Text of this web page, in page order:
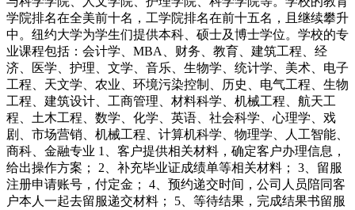
学院排名在全美前十名，工学院排名在前十五名，且继续攀升
中。纽约大学为学生们提供本科、硕士及博士学位。学校的专
业课程包括：会计学、MBA、财务、教育、建筑工程、经
济、医学、护理、文学、音乐、生物学、统计学、美术、电子
工程、天文学、农业、环境污染控制、历史、电气工程、生物
工程、建筑设计、工商管理、材料科学、机械工程、航天工
程、土木工程、数学、化学、英语、社会科学、心理学、戏
剧、市场营销、机械工程、计算机科学、物理学、人工智能、
商科、金融专业 1、客户提供相关材料，确定客户办理信息，
给出操作方案； 2、补充毕业证成绩单等相关材料； 3、留服
注册申请账号，付定金； 4、预约递交时间，公司人员陪同客
户本人一起去留服递交材料； 5、等待结果，完成结果书留服